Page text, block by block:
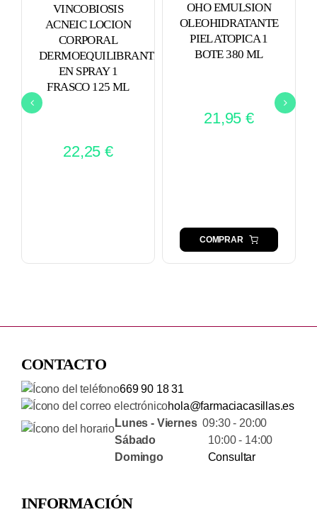
VINCOBIOSIS
ACNEIC LOCION
CORPORAL
DERMOEQUILIBRANTE
EN SPRAY 1
FRASCO 125 ML
22,25 €
OHO EMULSION
OLEOHIDRATANTE
PIEL ATOPICA 1
BOTE 380 ML
21,95 €
COMPRAR
CONTACTO
669 90 18 31
hola@farmaciacasillas.es
Lunes - Viernes09:30 - 20:00
Sábado 10:00 - 14:00
Domingo
Consultar
INFORMACIÓN